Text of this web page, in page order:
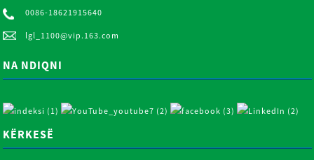
0086-18621915640
lgl_1100@vip.163.com
NA NDIQNI
KËRKESË